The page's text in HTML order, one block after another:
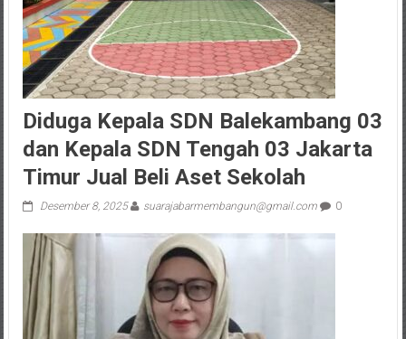
Diduga Kepala SDN Balekambang 03
dan Kepala SDN Tengah 03 Jakarta
Timur Jual Beli Aset Sekolah
Desember 8, 2025 suarajabarmembangun@gmail.com 0